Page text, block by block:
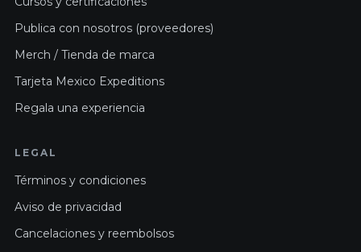
Publica con nosotros (proveedores)
Merch / Tienda de marca
Tarjeta Mexico Expeditions
Regala una experiencia
LEGAL
Términos y condiciones
Aviso de privacidad
Cancelaciones y reembolsos